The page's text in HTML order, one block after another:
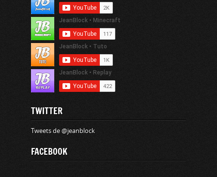
TWITTER
Tweets de @jeanblock
FACEBOOK